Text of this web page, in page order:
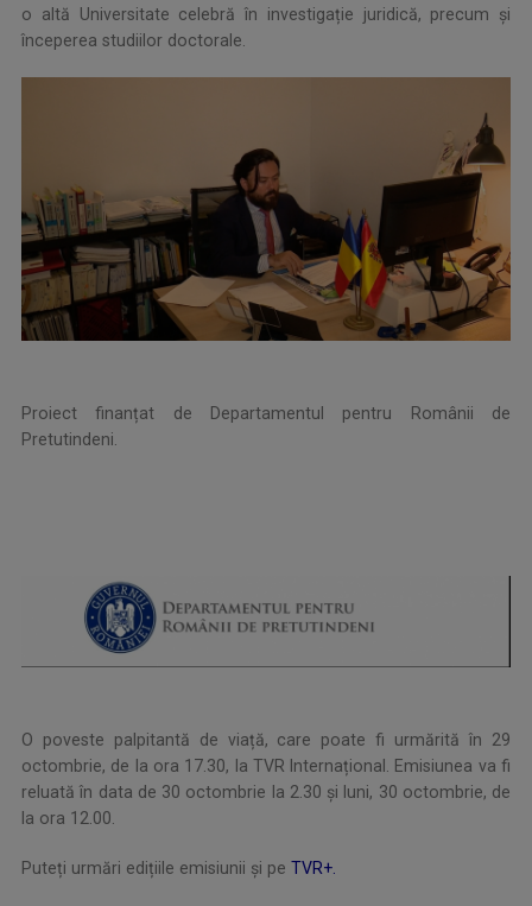
o altă Universitate celebră în investigație juridică, precum și
începerea studiilor doctorale.
Proiect finanțat de Departamentul pentru Românii de
Pretutindeni.
O poveste palpitantă de viață, care poate fi urmărită în 29
octombrie, de la ora 17.30, la TVR Internațional. Emisiunea va fi
reluată în data de 30 octombrie la 2.30 și luni, 30 octombrie, de
la ora 12.00.
Puteți urmări edițiile emisiunii și pe TVR+.